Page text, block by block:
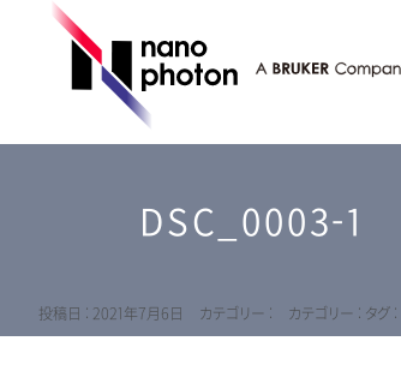
RAMANtouch vioLa | 紫外・深紫外ラマン顕微鏡
sumilé | 広帯域 反射型対物レンズ
RAMAN顕微鏡オンライン見積もり
無機化合物・鉱物DSC_0003-1
投稿日 : 2021年7月6日 カテゴリー : カテゴリー : タグ :